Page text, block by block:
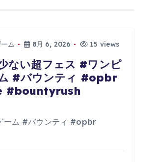
ム 8月 6, 2026 15 views
ない超フェス #ワンピ
#バウンティ #opbr
#bountyrush
ーム #バウンティ #opbr